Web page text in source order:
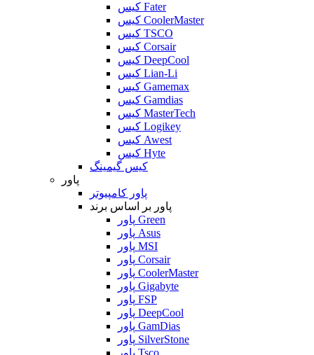
کیس Fater
کیس CoolerMaster
کیس TSCO
کیس Corsair
کیس DeepCool
کیس Lian-Li
کیس Gamemax
کیس Gamdias
کیس MasterTech
کیس Logikey
کیس Awest
کیس Hyte
کیس گیمینگ
پاور
پاور کامپیوتر
پاور بر اساس برند
پاور Green
پاور Asus
پاور MSI
پاور Corsair
پاور CoolerMaster
پاور Gigabyte
پاور FSP
پاور DeepCool
پاور GamDias
پاور SilverStone
پاور Tsco